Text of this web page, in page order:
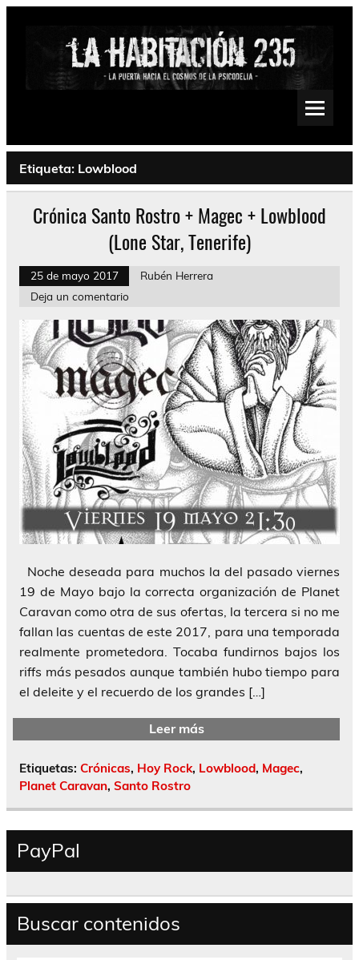
Saltar
Psychedelic, Stoner, Doom, Sludge, Fuzz, Space, Drone
Etiqueta: Lowblood
Crónica Santo Rostro + Magec + Lowblood
(Lone Star, Tenerife)
25 de mayo 2017
Rubén Herrera
Deja un comentario
Noche deseada para muchos la del pasado viernes
19 de Mayo bajo la correcta organización de Planet
Caravan como otra de sus ofertas, la tercera si no me
fallan las cuentas de este 2017, para una temporada
realmente prometedora. Tocaba fundirnos bajos los
riffs más pesados aunque también hubo tiempo para
el deleite y el recuerdo de los grandes […]
Leer más
Etiquetas: Crónicas, Hoy Rock, Lowblood, Magec,
Planet Caravan, Santo Rostro
PayPal
Buscar contenidos